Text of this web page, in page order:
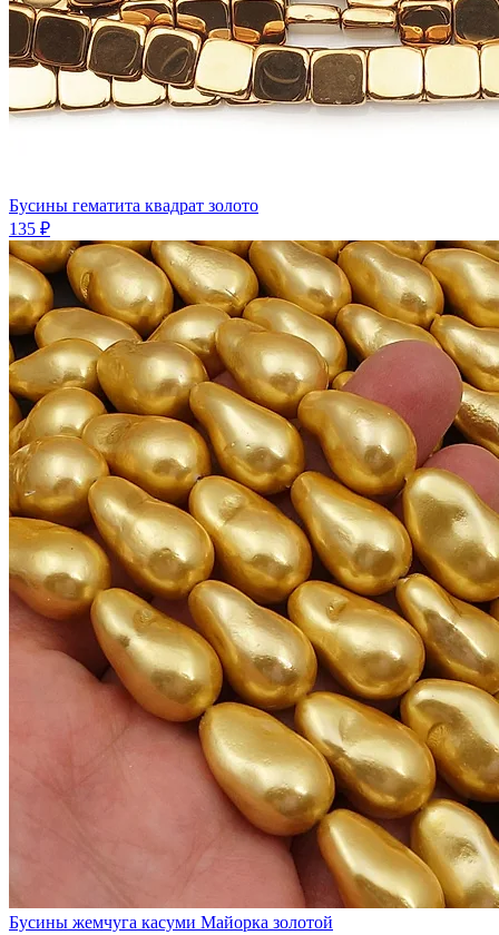
Бусины гематита квадрат золото
135 ₽
Бусины жемчуга касуми Майорка золотой